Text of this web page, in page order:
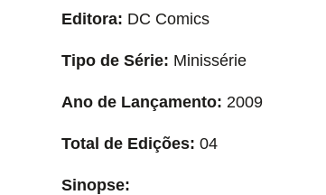
Editora: DC Comics
Tipo de Série: Minissérie
Ano de Lançamento: 2009
Total de Edições: 04
Sinopse: